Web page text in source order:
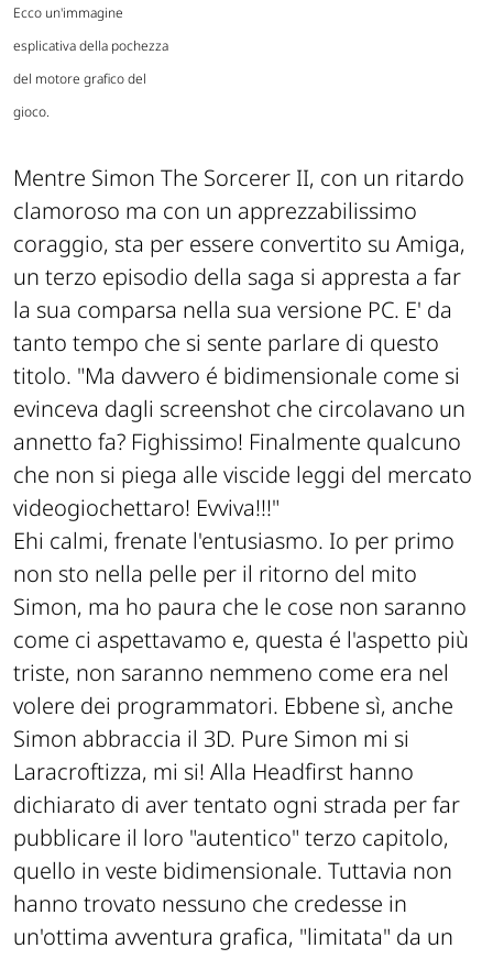
Ecco un'immagine
esplicativa della pochezza
del motore grafico del
gioco.
Mentre Simon The Sorcerer II, con un ritardo
clamoroso ma con un apprezzabilissimo
coraggio, sta per essere convertito su Amiga,
un terzo episodio della saga si appresta a far
la sua comparsa nella sua versione PC. E' da
tanto tempo che si sente parlare di questo
titolo. "Ma davvero é bidimensionale come si
evinceva dagli screenshot che circolavano un
annetto fa? Fighissimo! Finalmente qualcuno
che non si piega alle viscide leggi del mercato
videogiochettaro! Evviva!!!"
Ehi calmi, frenate l'entusiasmo. Io per primo
non sto nella pelle per il ritorno del mito
Simon, ma ho paura che le cose non saranno
come ci aspettavamo e, questa é l'aspetto più
triste, non saranno nemmeno come era nel
volere dei programmatori. Ebbene sì, anche
Simon abbraccia il 3D. Pure Simon mi si
Laracroftizza, mi si! Alla Headfirst hanno
dichiarato di aver tentato ogni strada per far
pubblicare il loro "autentico" terzo capitolo,
quello in veste bidimensionale. Tuttavia non
hanno trovato nessuno che credesse in
un'ottima avventura grafica, "limitata" da un